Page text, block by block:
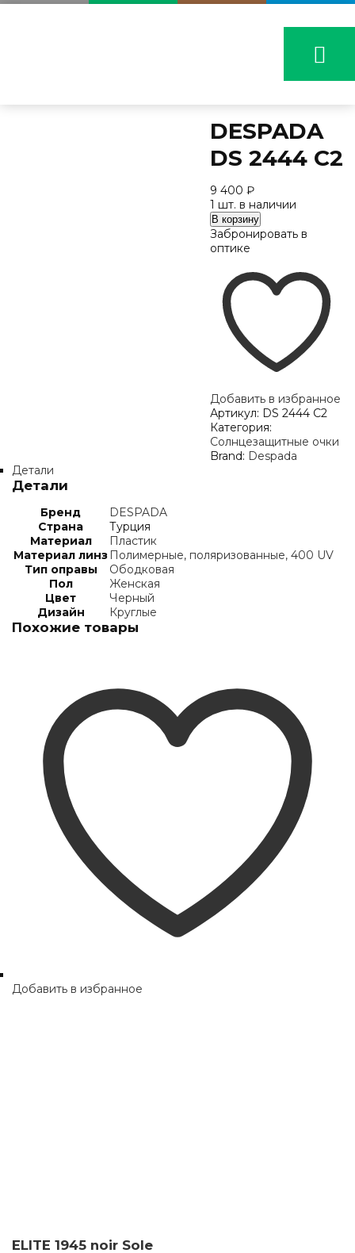
DESPADA
DS 2444 C2
9 400 ₽
1 шт. в наличии
Количество
DESPADA
DS
В корзину
Забронировать в
оптике
Добавить в избранное
Артикул: DS 2444 C2
Категория:
Солнцезащитные очки
Brand: Despada
Детали
Детали
Бренд
DESPADA
Страна
Турция
Материал
Пластик
Материал линз Полимерные, поляризованные, 400 UV
Тип оправы
Ободковая
Пол
Женская
Цвет
Черный
Дизайн
Круглые
Похожие товары
Добавить в избранное
ELITE 1945 noir Sole